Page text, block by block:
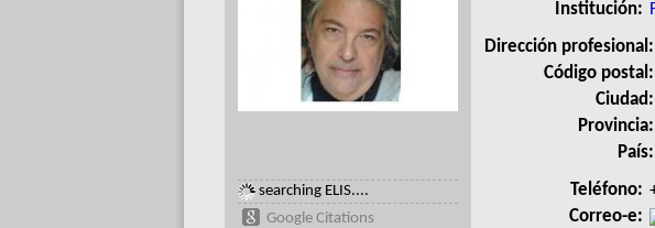
searching ELIS....
Google Citations
Institución:
Dirección profesional:
Código postal:
Ciudad:
Provincia:
País:
Teléfono:
Correo-e: